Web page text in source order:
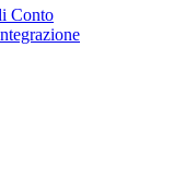
Conto